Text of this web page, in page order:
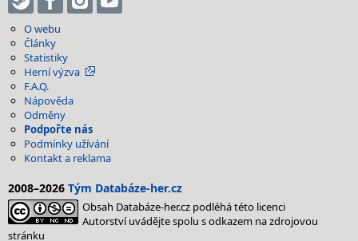
O webu
Články
Statistiky
Herní výzva
F.A.Q.
Nápověda
Odměny
Podpořte nás
Podmínky užívání
Kontakt a reklama
2008–2026 Tým Databáze-her.cz
Obsah Databáze-her.cz podléhá této licenci
Autorství uvádějte spolu s odkazem na zdrojovou
stránku